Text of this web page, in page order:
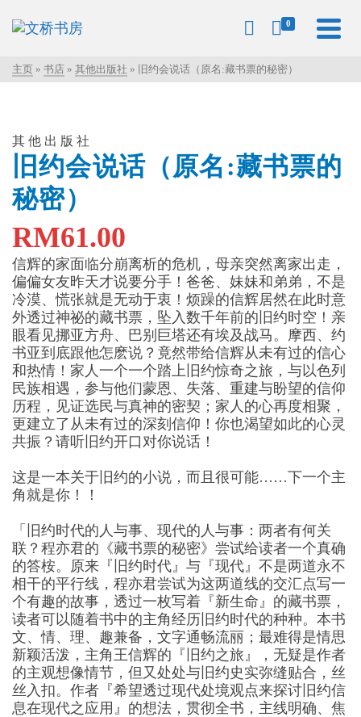
0
主页 » 书店 » 其他出版社 » 旧约会说话（原名:藏书票的秘密）
其他出版社
旧约会说话（原名:藏书票的
秘密）
RM61.00
信辉的家面临分崩离析的危机，母亲突然离家出走，
偏偏女友昨天才说要分手！爸爸、妹妹和弟弟，不是
冷漠、慌张就是无动于衷！烦躁的信辉居然在此时意
外透过神祕的藏书票，坠入数千年前的旧约时空！亲
眼看见挪亚方舟、巴别巨塔还有埃及战马。摩西、约
书亚到底跟他怎麽说？竟然带给信辉从未有过的信心
和热情！家人一个一个踏上旧约惊奇之旅，与以色列
民族相遇，参与他们蒙恩、失落、重建与盼望的信仰
历程，见证选民与真神的密契；家人的心再度相聚，
更建立了从未有过的深刻信仰！你也渴望如此的心灵
共振？请听旧约开口对你说话！
这是一本关于旧约的小说，而且很可能……下一个主
角就是你！！
「旧约时代的人与事、现代的人与事：两者有何关
联？程亦君的《藏书票的秘密》尝试给读者一个真确
的答桉。原来『旧约时代』与『现代』不是两道永不
相干的平行线，程亦君尝试为这两道线的交汇点写一
个有趣的故事，透过一枚写着『新生命』的藏书票，
读者可以随着书中的主角经历旧约时代的种种。本书
文、情、理、趣兼备，文字通畅流丽；最难得是情思
新颖活泼，主角王信辉的『旧约之旅』，无疑是作者
的主观想像情节，但又处处与旧约史实弥缝贴合，丝
丝入扣。作者『希望透过现代处境观点来探讨旧约信
息在现代之应用』的想法，贯彻全书，主线明确、焦